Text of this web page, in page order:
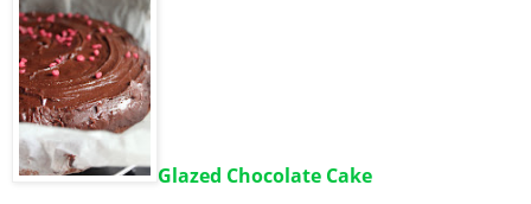
Glazed Chocolate Cake